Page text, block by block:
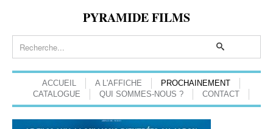
PYRAMIDE FILMS
ACCUEIL A L'AFFICHE
PROCHAINEMENT
CATALOGUE
QUI SOMMES-NOUS ? CONTACT